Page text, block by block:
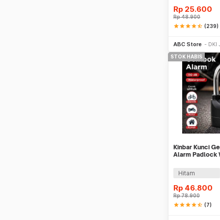
Rp 25.600
Rp48.900
starstarstarstarstar_half (239)
ABC Store DKI
STOK HABIS
Kinbar Kunci
Alarm Padlock
Hitam
Rp 46.800
Rp78.900
starstarstarstarstar_half (7)